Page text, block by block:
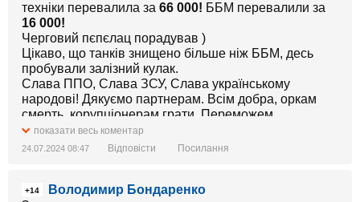
техніки перевалила за 66 000! ББМ перевалили за
16 000!
Черговий пєпєлац порадував )
Цікаво, що танків знищено більше ніж ББМ, десь
пробували залізний кулак.
Слава ППО, Слава ЗСУ, Слава українському
народові! Дякуємо партнерам. Всім добра, оркам
смерть, корупціонерам грати. Переможем.
P.s.570 000!!!
це більше, ніж таке місто, як
показати весь коментар
24.07.2024 08:47 Відповісти Посилання
+14
Володимир Бондаренко